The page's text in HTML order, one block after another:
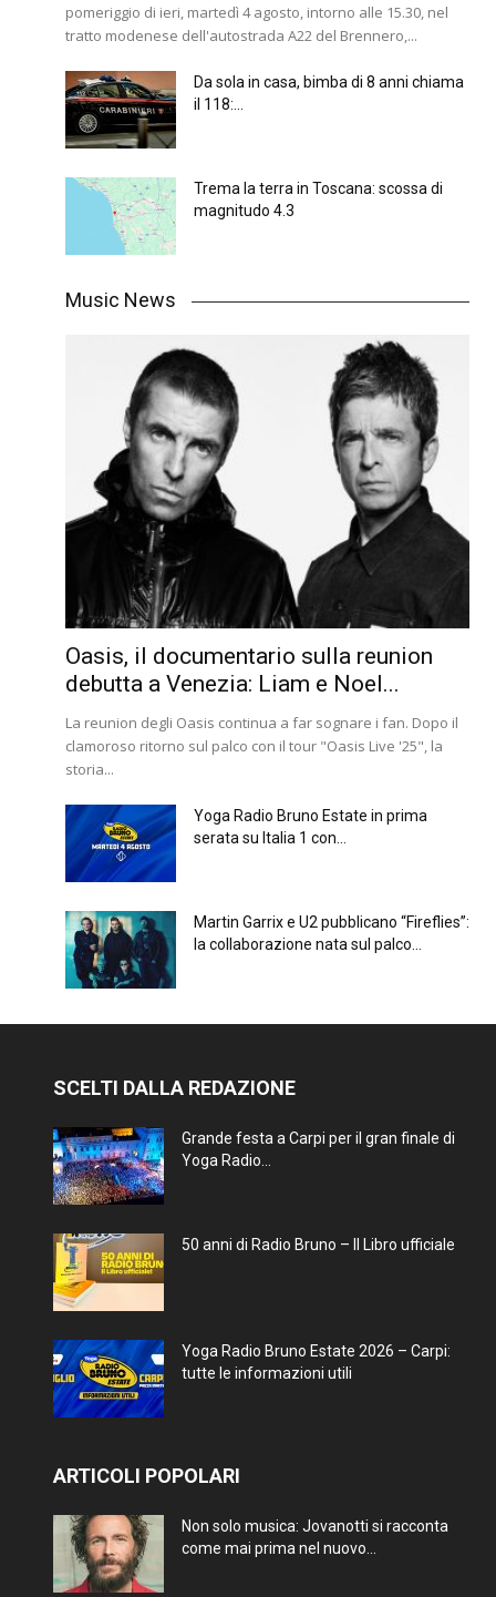
pomeriggio di ieri, martedì 4 agosto, intorno alle 15.30, nel
tratto modenese dell'autostrada A22 del Brennero,...
Da sola in casa, bimba di 8 anni chiama
il 118:...
Trema la terra in Toscana: scossa di
magnitudo 4.3
Music News
Oasis, il documentario sulla reunion
debutta a Venezia: Liam e Noel...
La reunion degli Oasis continua a far sognare i fan. Dopo il
clamoroso ritorno sul palco con il tour "Oasis Live '25", la
storia...
Yoga Radio Bruno Estate in prima
serata su Italia 1 con...
Martin Garrix e U2 pubblicano “Fireflies”:
la collaborazione nata sul palco...
SCELTI DALLA REDAZIONE
Grande festa a Carpi per il gran finale di
Yoga Radio...
50 anni di Radio Bruno – Il Libro ufficiale
Yoga Radio Bruno Estate 2026 – Carpi:
tutte le informazioni utili
ARTICOLI POPOLARI
Non solo musica: Jovanotti si racconta
come mai prima nel nuovo...